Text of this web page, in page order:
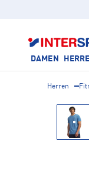
DAMEN
Herren